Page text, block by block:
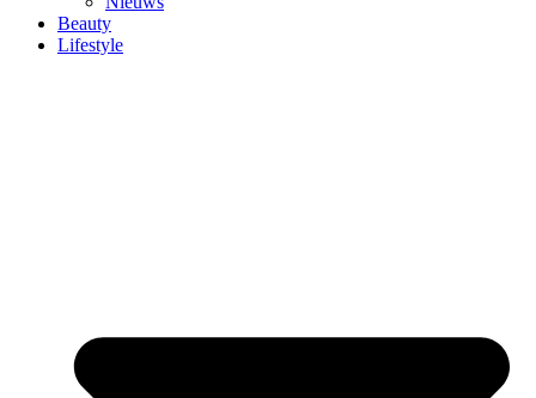
Beauty
Lifestyle